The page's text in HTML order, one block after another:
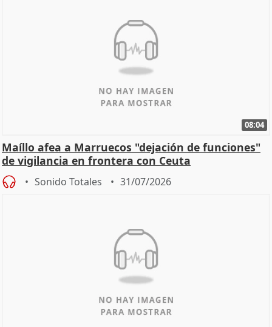
08:04
Maíllo afea a Marruecos "dejación de funciones"
de vigilancia en frontera con Ceuta
Sonido Totales 31/07/2026